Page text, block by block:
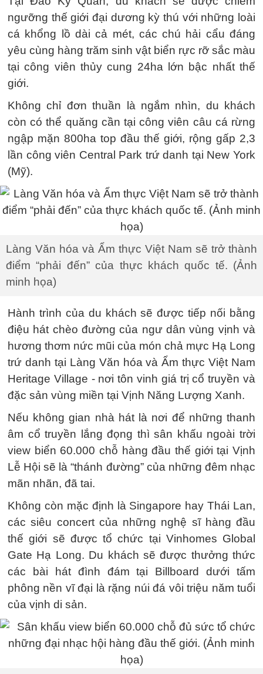
ngưỡng thế giới đại dương kỳ thú với những loài
cá khổng lồ dài cả mét, các chú hải cẩu đáng
yêu cùng hàng trăm sinh vật biển rực rỡ sắc màu
tại công viên thủy cung 24ha lớn bậc nhất thế
giới.
Không chỉ đơn thuần là ngắm nhìn, du khách
còn có thể quăng cần tại công viên câu cá rừng
ngập mặn 800ha top đầu thế giới, rộng gấp 2,3
lần công viên Central Park trứ danh tại New York
(Mỹ).
Làng Văn hóa và Ẩm thực Việt Nam sẽ trở thành
điểm “phải đến” của thực khách quốc tế. (Ảnh
minh họa)
Hành trình của du khách sẽ được tiếp nối bằng
điệu hát chèo đường của ngư dân vùng vịnh và
hương thơm nức mũi của món chả mực Hạ Long
trứ danh tại Làng Văn hóa và Ẩm thực Việt Nam
Heritage Village - nơi tôn vinh giá trị cổ truyền và
đặc sản vùng miền tại Vịnh Năng Lượng Xanh.
Nếu không gian nhà hát là nơi để những thanh
âm cổ truyền lắng đọng thì sân khấu ngoài trời
view biển 60.000 chỗ hàng đầu thế giới tại Vịnh
Lễ Hội sẽ là “thánh đường” của những đêm nhạc
mãn nhãn, đã tai.
Không còn mặc định là Singapore hay Thái Lan,
các siêu concert của những nghệ sĩ hàng đầu
thế giới sẽ được tổ chức tại Vinhomes Global
Gate Hạ Long. Du khách sẽ được thưởng thức
các bài hát đình đám tại Billboard dưới tấm
phông nền vĩ đại là rặng núi đá vôi triệu năm tuổi
của vịnh di sản.